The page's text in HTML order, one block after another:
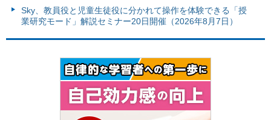
Sky、教員役と児童生徒役に分かれて操作を体験できる「授
業研究モード」解説セミナー20日開催（2026年8月7日）